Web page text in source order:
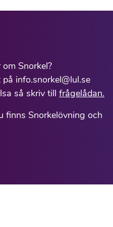
Snorkel?
info.snorkel@lul.se
så skriv till frågelådan.
finns Snorkelövning och